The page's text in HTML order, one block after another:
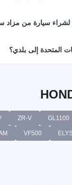
سيارة من مزاد
المتحدة إلى بلدي؟
GL1100
ZR-V
VF500